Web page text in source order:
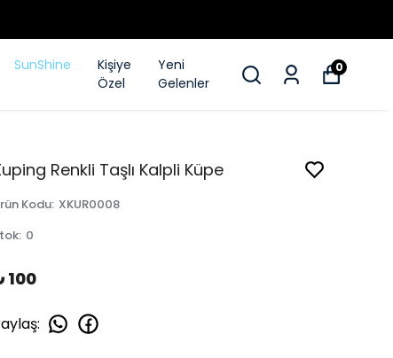
SunShine
Kişiye
Özel
Yeni
Gelenler
0
Renkli Taşlı Kalpli Küpe
Kodu: XKUR0008
: 0
100
: